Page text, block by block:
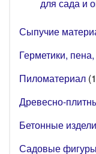
для сада и
Сыпучие
Герметики,
Пиломатериал
Древесно-
Бетонные
Садовые фигуры